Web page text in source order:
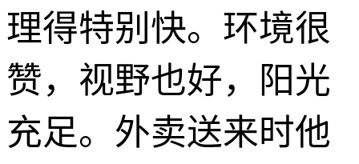
理得特别快。环境很
赞，视野也好，阳光
充足。外卖送来时他